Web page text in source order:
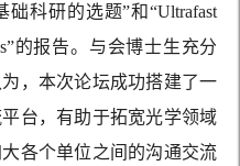
科研的选题”和“Ultrafast
的报告。与会博士生充分
，本次论坛成功搭建了一
台，有助于拓宽光学领域
各个单位之间的沟通交流